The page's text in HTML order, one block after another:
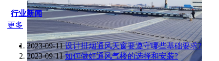
行业新闻
更多
2023-09-11 设计排烟通风天窗要遵守哪些基础要求?
2023-09-11 如何做好通风气楼的选择和安装?